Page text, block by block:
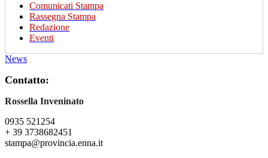
Comunicati Stampa
Rassegna Stampa
Redazione
Eventi
News
Contatto:
Rossella Inveninato
0935 521254
+ 39 3738682451
stampa@provincia.enna.it